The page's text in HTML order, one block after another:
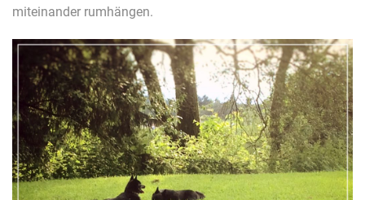
miteinander rumhängen.